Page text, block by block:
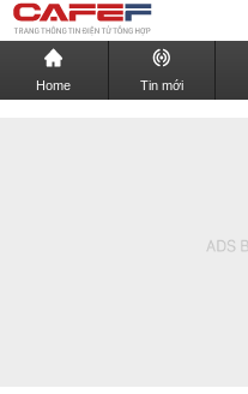
Home Tin mới